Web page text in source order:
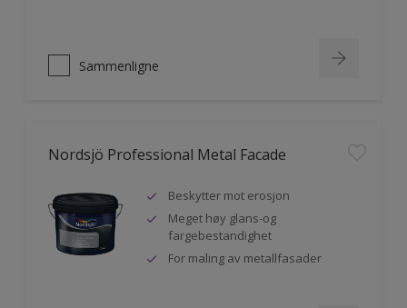
Sammenligne
Nordsjö Professional Metal Facade
Beskytter mot erosjon
Meget høy glans-og
fargebestandighet
For maling av metallfasader